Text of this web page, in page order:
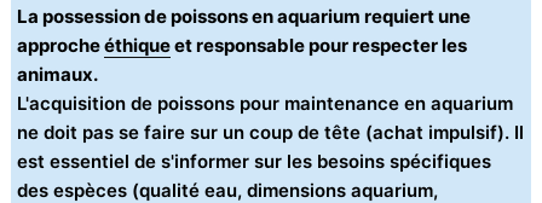
La possession de poissons en aquarium requiert une
approcheéthiqueet responsable pour respecter les
animaux.
L'acquisition de poissons pour maintenance en aquarium
ne doit pas se faire sur un coup de tête (achat impulsif). Il
est essentiel de s'informer sur les besoins spécifiques
des espèces (qualité eau, dimensions aquarium,